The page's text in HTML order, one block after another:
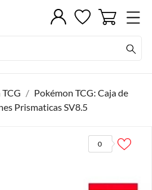
Pokémon TCG: Caja de
Prismaticas SV8.5
0